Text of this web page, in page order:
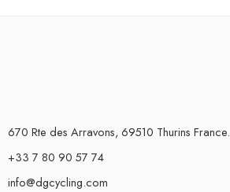
670 Rte des Arravons, 69510 Thurins France.
+33 7 80 90 57 74
info@dgcycling.com